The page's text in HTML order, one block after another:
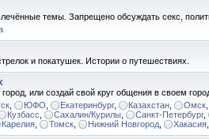
темы. Запрещено обсуждать секс,
и покатушек. Истории о путешествиях.
или создай свой круг общения в своем
ЮФО Екатеринбург, Казахстан Омск
Кузбасс Сахалин/Курилы Санкт-Петербург,
Карелия Томск Нижний Новгород Хакасия